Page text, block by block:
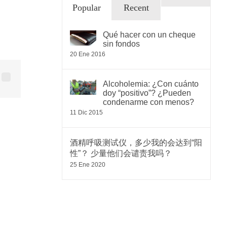
Popular Recent
Qué hacer con un cheque
sin fondos
20 Ene 2016
Alcoholemia: ¿Con cuánto
doy “positivo”? ¿Pueden
condenarme con menos?
11 Dic 2015
酒精呼吸测试仪，多少我的会达到“阳
性”？ 少量他们会谴责我吗？
25 Ene 2020